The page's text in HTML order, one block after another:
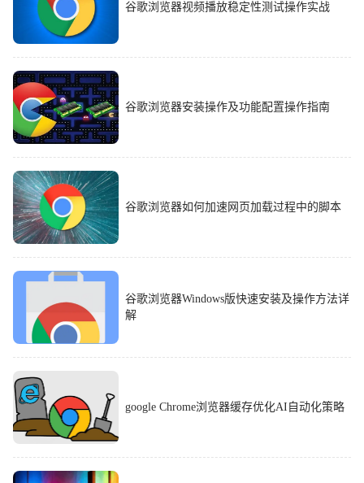
谷歌浏览器视频播放稳定性测试操作实战
谷歌浏览器安装操作及功能配置操作指南
谷歌浏览器如何加速网页加载过程中的脚本
谷歌浏览器Windows版快速安装及操作方法详
解
google Chrome浏览器缓存优化AI自动化策略